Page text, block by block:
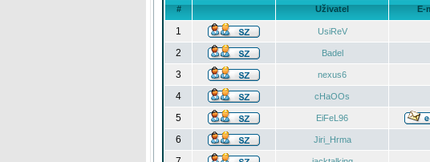
# Uživatel E-
1 UsiReV
2
Badel
3
nexus6
4
cHaOOs
5
EiFeL96
6
Jiri_Hrma